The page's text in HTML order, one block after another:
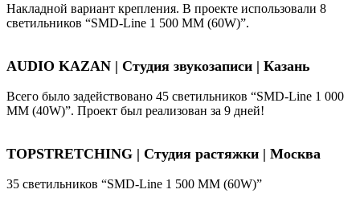
Накладной вариант крепления. В проекте использовали 8
светильников “SMD-Line 1 500 ММ (60W)”.
AUDIO KAZAN | Студия звукозаписи | Казань
Всего было задействовано 45 светильников “SMD-Line 1 000
ММ (40W)”. Проект был реализован за 9 дней!
TOPSTRETCHING | Студия растяжки | Москва
35 светильников “SMD-Line 1 500 ММ (60W)”